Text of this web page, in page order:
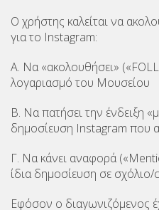
Ο χρήστης καλείται να
για το Instagram:
Α. Να «ακολουθήσει»
λογαριασμό του Μουσείου
Β. Να πατήσει την ένδειξη
δημοσίευση Instagram που
Γ. Να κάνει αναφορά
ίδια δημοσίευση σε
Εφόσον ο διαγωνιζόμενος